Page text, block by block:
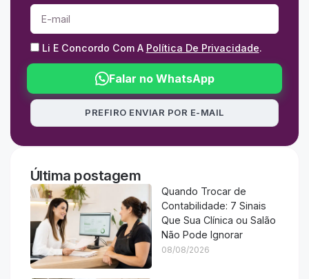
Li E Concordo Com A Política De Privacidade.
Falar no WhatsApp
PREFIRO ENVIAR POR E-MAIL
Última postagem
Quando Trocar de
Contabilidade: 7 Sinais
Que Sua Clínica ou Salão
Não Pode Ignorar
08/08/2026